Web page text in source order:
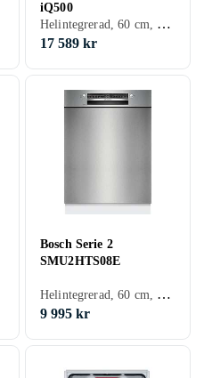
iQ500
Helintegrerad, 60 cm, 42 dB, A
17 589 kr
Bosch Serie 2
SMU2HTS08E
Helintegrerad, 60 cm, 46 dB, C
9 995 kr